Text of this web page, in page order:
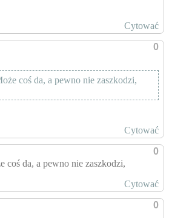
Cytować
0
coś da, a pewno nie zaszkodzi,
Cytować
0
da, a pewno nie zaszkodzi,
Cytować
0